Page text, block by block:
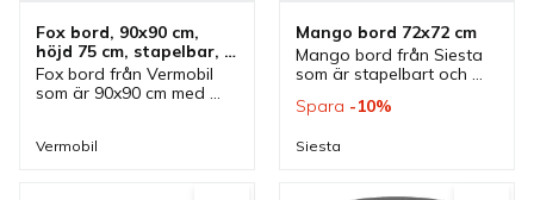
Fox bord, 90x90 cm,
höjd 75 cm, stapelbar,
självjusterande
Fox bord från Vermobil
som är 90x90 cm med
kan staplas och är
Vermobil
Mango bord 72x72 cm
Mango bord från Siesta
som är stapelbart och
kan tas bort. Bord som
som utomhus
Spara 10%
Siesta